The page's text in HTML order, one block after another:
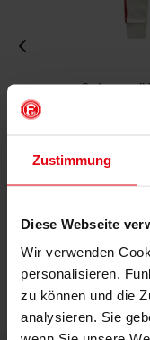
Zustimmung
Diese Webseite
Wir verwenden
personalisieren,
zu können und die
analysieren. Sie
Fortuna x